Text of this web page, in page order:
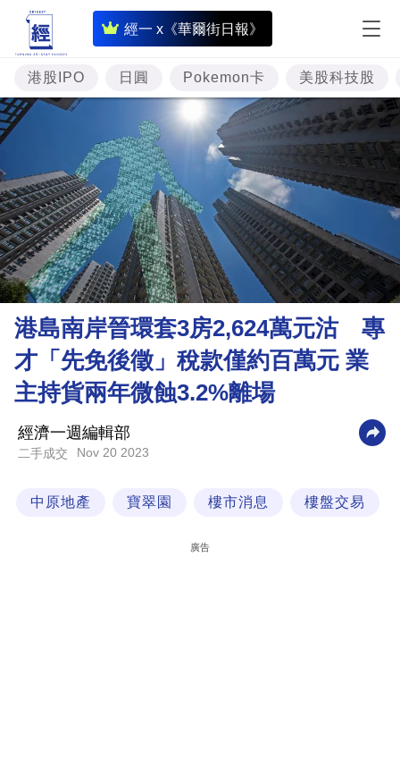
經一 x《華爾街日報》
即
時
財
經
題
投
資
樓
市
理
財
商
業
科
技
港股IPO 日圓 Pokemon卡 美股科技股
港島南岸晉環套3房2,624萬元沽 專
才「先免後徵」稅款僅約百萬元 業
主持貨兩年微蝕3.2%離場
經濟一週編輯部
二手成交 Nov 20 2023
中原地產 寶翠園 樓市消息 樓盤交易
廣告